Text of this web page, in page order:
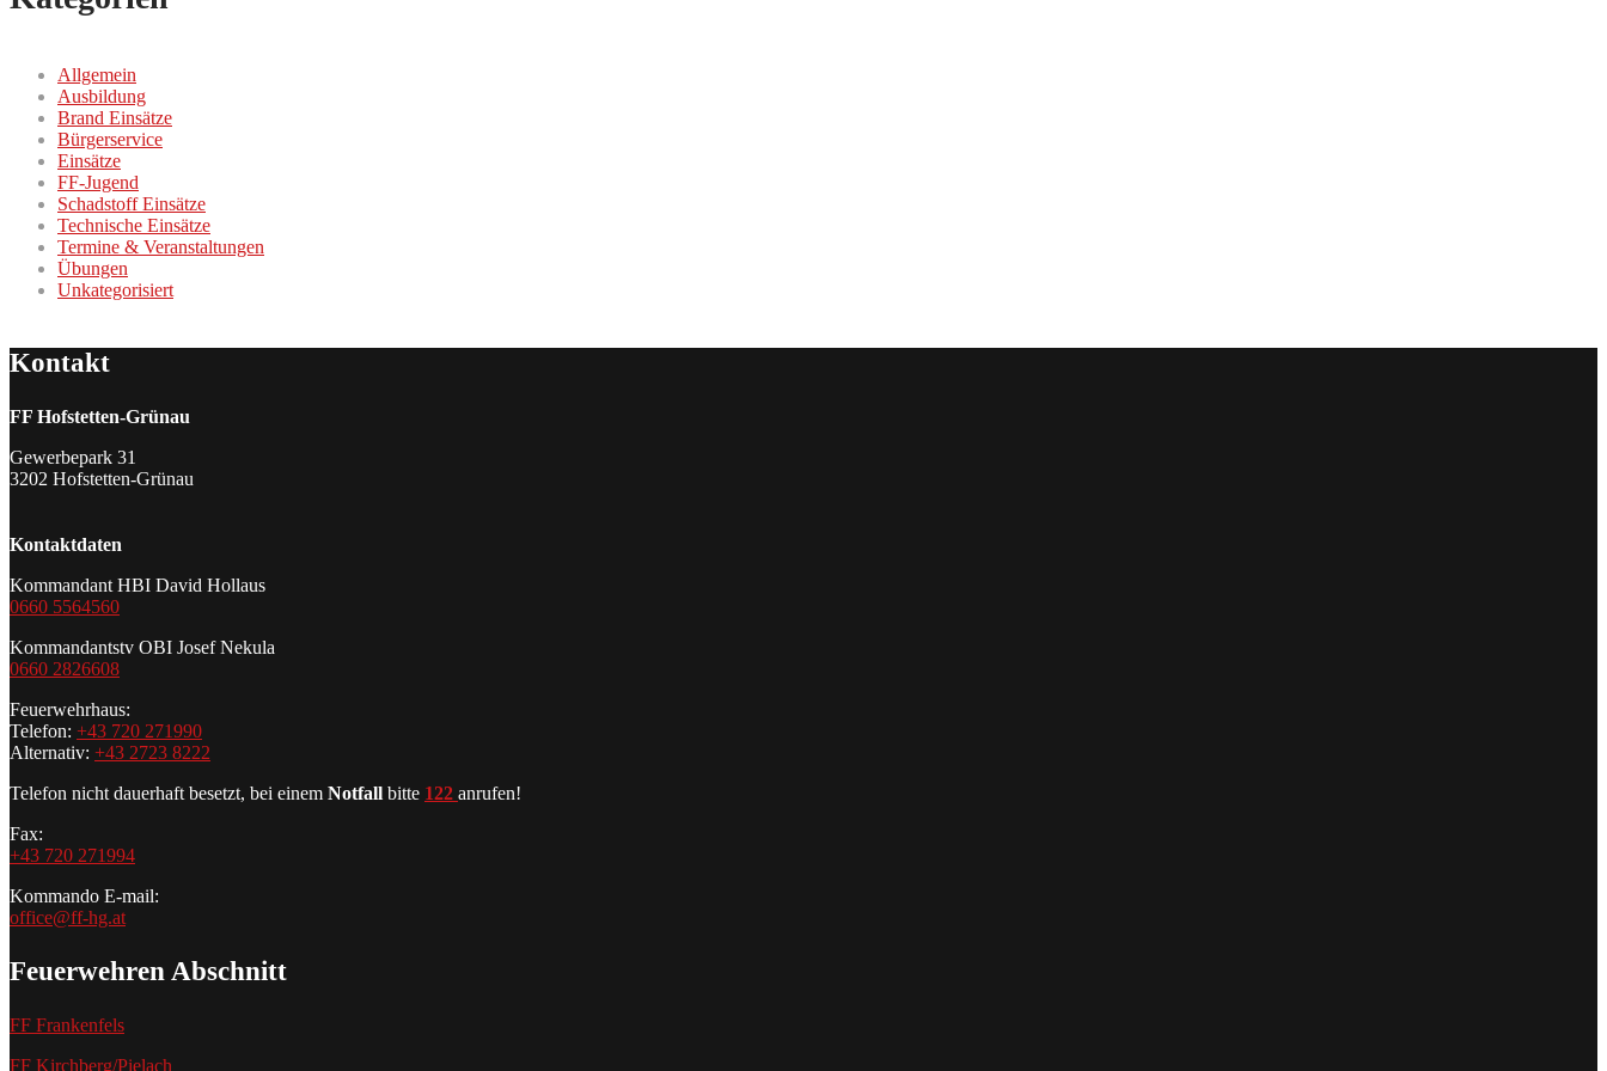
Allgemein
Ausbildung
Brand Einsätze
Bürgerservice
Einsätze
FF-Jugend
Schadstoff Einsätze
Technische Einsätze
Termine & Veranstaltungen
Übungen
Unkategorisiert
Kontakt
FF Hofstetten-Grünau
Gewerbepark 31
3202 Hofstetten-Grünau
Kontaktdaten
Kommandant HBI David Hollaus
0660 5564560
Kommandantstv OBI Josef Nekula
0660 2826608
Feuerwehrhaus:
Telefon: +43 720 271990
Alternativ: +43 2723 8222
Telefon nicht dauerhaft besetzt, bei einem Notfall bitte 122 anrufen!
Fax:
+43 720 271994
Kommando E-mail:
office@ff-hg.at
Feuerwehren Abschnitt
FF Frankenfels
FF Kirchberg/Pielach